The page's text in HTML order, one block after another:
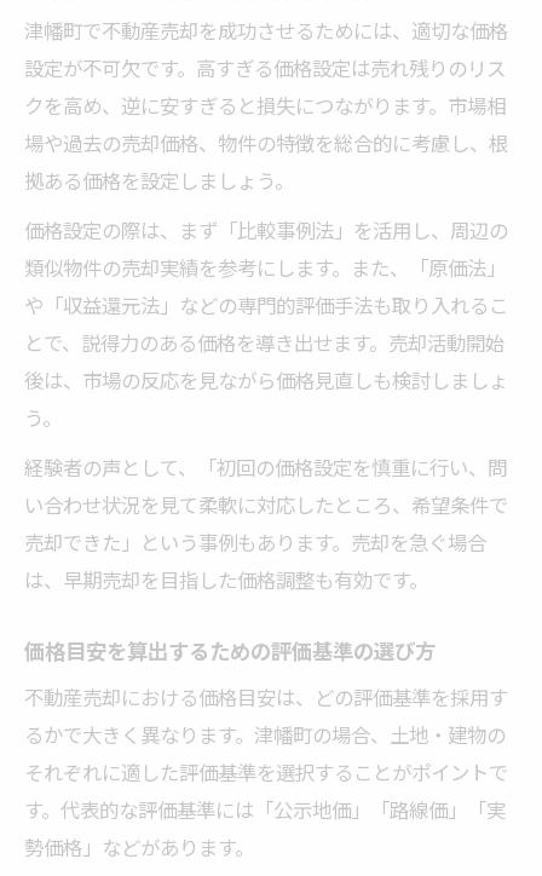
津幡町で不動産売却を成功させるためには、適切な価格
設定が不可欠です。高すぎる価格設定は売れ残りのリス
クを高め、逆に安すぎると損失につながります。市場相
場や過去の売却価格、物件の特徴を総合的に考慮し、根
拠ある価格を設定しましょう。
価格設定の際は、まず「比較事例法」を活用し、周辺の
類似物件の売却実績を参考にします。また、「原価法」
や「収益還元法」などの専門的評価手法も取り入れるこ
とで、説得力のある価格を導き出せます。売却活動開始
後は、市場の反応を見ながら価格見直しも検討しましょ
う。
経験者の声として、「初回の価格設定を慎重に行い、問
い合わせ状況を見て柔軟に対応したところ、希望条件で
売却できた」という事例もあります。売却を急ぐ場合
は、早期売却を目指した価格調整も有効です。
価格目安を算出するための評価基準の選び方
不動産売却における価格目安は、どの評価基準を採用す
るかで大きく異なります。津幡町の場合、土地・建物の
それぞれに適した評価基準を選択することがポイントで
す。代表的な評価基準には「公示地価」「路線価」「実
勢価格」などがあります。